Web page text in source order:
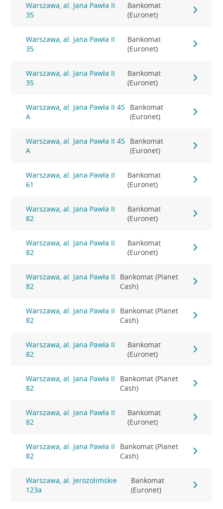
Warszawa, al. Jana Pawła II
35
Bankomat
(Euronet)
Warszawa, al. Jana Pawła II
35
Bankomat
(Euronet)
Warszawa, al. Jana Pawła II
35
Bankomat
(Euronet)
Warszawa, al. Jana Pawła II 45
A
Bankomat
(Euronet)
Warszawa, al. Jana Pawła II 45
A
Bankomat
(Euronet)
Warszawa, al. Jana Pawła II
61
Bankomat
(Euronet)
Warszawa, al. Jana Pawła II
82
Bankomat
(Euronet)
Warszawa, al. Jana Pawła II
82
Bankomat
(Euronet)
Warszawa, al. Jana Pawła II
82
Bankomat (Planet
Cash)
Warszawa, al. Jana Pawła II
82
Bankomat (Planet
Cash)
Warszawa, al. Jana Pawła II
82
Bankomat
(Euronet)
Warszawa, al. Jana Pawła II
82
Bankomat (Planet
Cash)
Warszawa, al. Jana Pawła II
82
Bankomat
(Euronet)
Warszawa, al. Jana Pawła II
82
Bankomat (Planet
Cash)
Warszawa, al. Jerozolimskie
123a
Bankomat
(Euronet)